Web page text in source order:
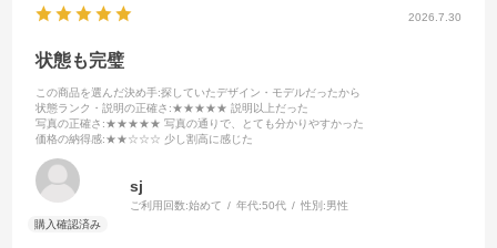
2026.7.30
状態も完璧
この商品を選んだ決め手:探していたデザイン・モデルだったから
状態ランク・説明の正確さ :★★★★★ 説明以上だった
写真の正確さ :★★★★★ 写真の通りで、とても分かりやすかった
価格の納得感:★★☆☆☆ 少し割高に感じた
sj
ご利用回数:始めて 年代:50代 性別:男性